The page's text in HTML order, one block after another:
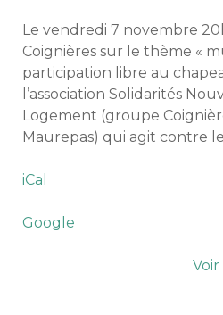
SNL
Le vendredi 7 novembre
Coignières sur le thème «
participation libre au
l’association Solidarités
Logement (groupe
Maurepas) qui agit contre
iCal
Google